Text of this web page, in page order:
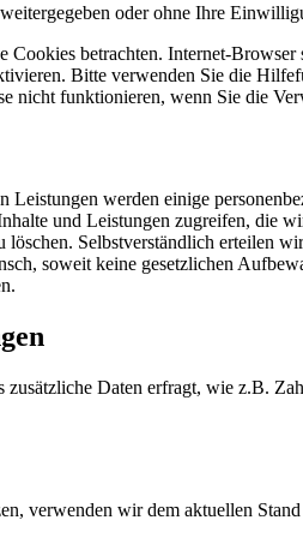
oder ohne Ihre
betrachten. Internet-
Bitte verwenden Sie die
nicht funktionieren, wenn Sie die
Leistungen werden einige
und Leistungen zugreifen, die
Selbstverständlich erteilen
soweit keine gesetzlichen
Daten erfragt, wie z.B.
verwenden wir dem aktuellen